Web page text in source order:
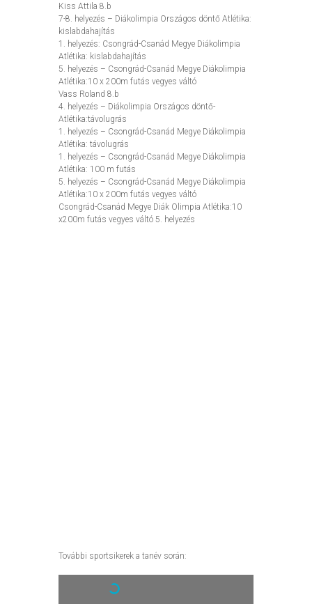
Kiss Attila 8.b
7-8. helyezés – Diákolimpia Országos döntő Atlétika:
kislabdahajítás
1. helyezés: Csongrád-Csanád Megye Diákolimpia
Atlétika: kislabdahajítás
5. helyezés – Csongrád-Csanád Megye Diákolimpia
Atlétika:10 x 200m futás vegyes váltó
Vass Roland 8.b
4. helyezés – Diákolimpia Országos döntő-
Atlétika:távolugrás
1. helyezés – Csongrád-Csanád Megye Diákolimpia
Atlétika: távolugrás
1. helyezés – Csongrád-Csanád Megye Diákolimpia
Atlétika: 100 m futás
5. helyezés – Csongrád-Csanád Megye Diákolimpia
Atlétika:10 x 200m futás vegyes váltó
Csongrád-Csanád Megye Diák Olimpia Atlétika:10
x200m futás vegyes váltó 5. helyezés
További sportsikerek a tanév során: